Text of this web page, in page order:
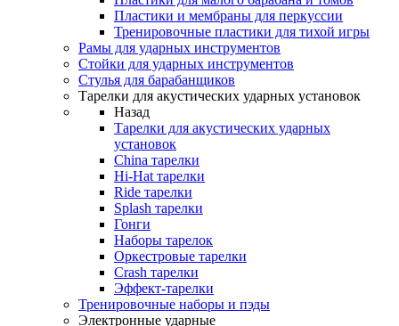
Пластики и мембраны для перкуссии
Тренировочные пластики для тихой игры
Рамы для ударных инструментов
Стойки для ударных инструментов
Стулья для барабанщиков
Тарелки для акустических ударных установок
Назад
Тарелки для акустических ударных
установок
China тарелки
Hi-Hat тарелки
Ride тарелки
Splash тарелки
Гонги
Наборы тарелок
Оркестровые тарелки
Сrash тарелки
Эффект-тарелки
Тренировочные наборы и пэды
Электронные ударные